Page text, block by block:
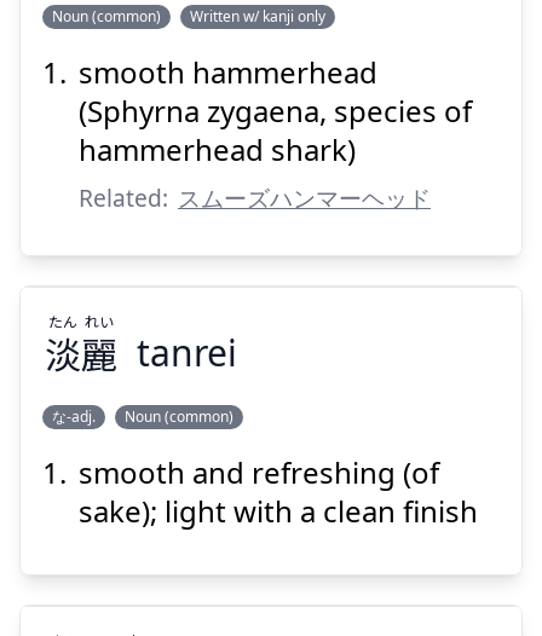
白
撞
木
鮫
しろ
しゅ
もく
ざめ
Show answer
Suspend
Noun (common) Written w/ kanji only
smooth hammerhead
(Sphyrna zygaena, species of
hammerhead shark)
Related: スムーズハンマーヘッド
淡
麗
たん
れい
淡麗
たん れい
tanrei
な-adj. Noun (common)
smooth and refreshing (of
sake); light with a clean finish